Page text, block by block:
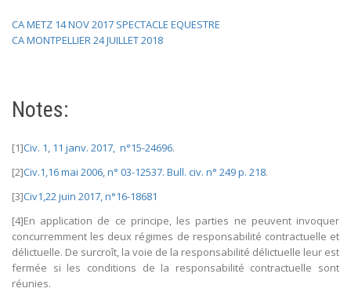
CA METZ 14 NOV 2017 SPECTACLE EQUESTRE
CA MONTPELLIER 24 JUILLET 2018
Notes:
[1]Civ. 1, 11 janv. 2017, n°15-24696.
[2]Civ.1,16 mai 2006, n° 03-12537. Bull. civ. n° 249 p. 218.
[3]Civ1,22 juin 2017, n°16-18681
[4]En application de ce principe, les parties ne peuvent invoquer
concurremment les deux régimes de responsabilité contractuelle et
délictuelle. De surcroît, la voie de la responsabilité délictuelle leur est
fermée si les conditions de la responsabilité contractuelle sont
réunies.